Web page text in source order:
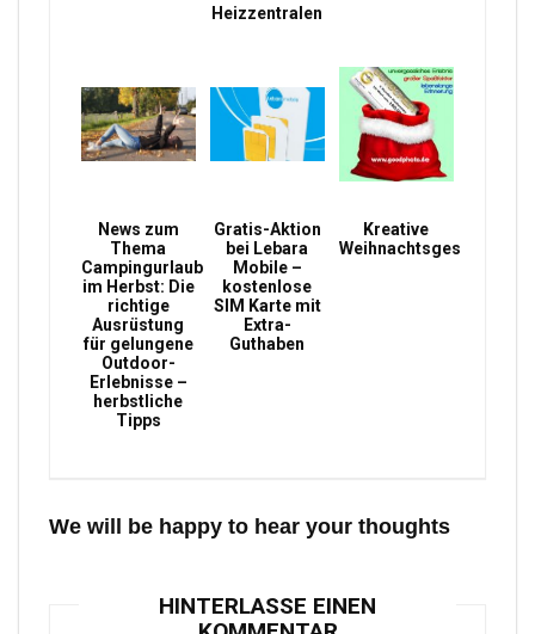
Heizzentralen
News zum
Thema
Campingurlaub
im Herbst: Die
richtige
Ausrüstung
für gelungene
Outdoor-
Erlebnisse –
herbstliche
Tipps
Gratis-Aktion
bei Lebara
Mobile –
kostenlose
SIM Karte mit
Extra-
Guthaben
Kreative
Weihnachtsgeschenke
We will be happy to hear your thoughts
HINTERLASSE EINEN